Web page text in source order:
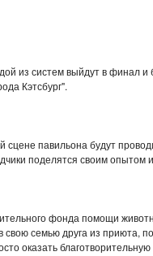
из систем выйдут в финал и
Кэтсбург".
павильона будут
поделятся своим опытом
фонда помощи
свою семью друга из приюта,
оказать